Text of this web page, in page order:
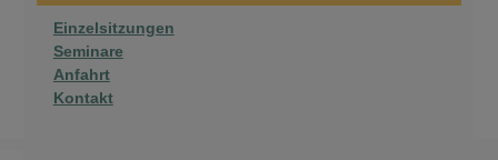
Einzelsitzungen
Seminare
Anfahrt
Kontakt